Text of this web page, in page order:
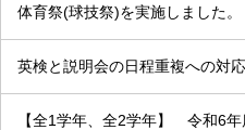
体育祭(球技祭)を実施しました。
英検と説明会の日程重複への対
【全1学年、全2学年】 令和6